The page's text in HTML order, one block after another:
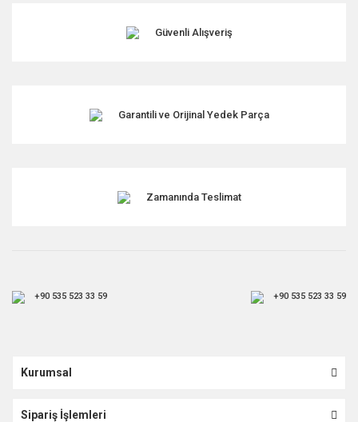
Güvenli Alışveriş
Garantili ve Orijinal Yedek Parça
Zamanında Teslimat
+90 535 523 33 59 +90 535 523 33 59
Kurumsal
Sipariş İşlemleri